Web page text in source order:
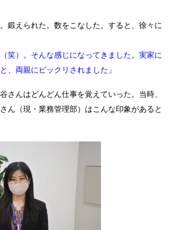
鍛えられた。数をこなした。すると、徐々に
笑）。そんな感じになってきました。実家に
、両親にビックリされました 」
さんはどんどん仕事を覚えていった。当時、
ん（現・業務管理部）はこんな印象があると